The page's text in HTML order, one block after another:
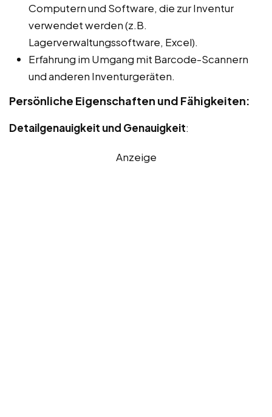
Computern und Software, die zur Inventur
verwendet werden (z.B.
Lagerverwaltungssoftware, Excel).
Erfahrung im Umgang mit Barcode-Scannern
und anderen Inventurgeräten.
Persönliche Eigenschaften und Fähigkeiten:
Detailgenauigkeit und Genauigkeit:
Anzeige